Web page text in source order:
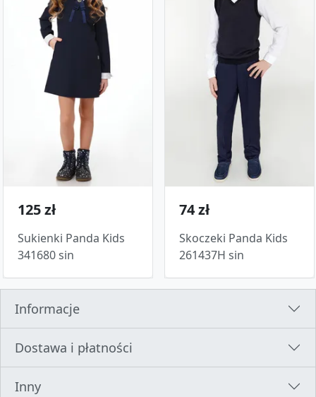
125 zł
Sukienki Panda Kids
341680 sin
74 zł
Skoczeki Panda Kids
261437H sin
Informacje
Dostawa i płatności
Inny